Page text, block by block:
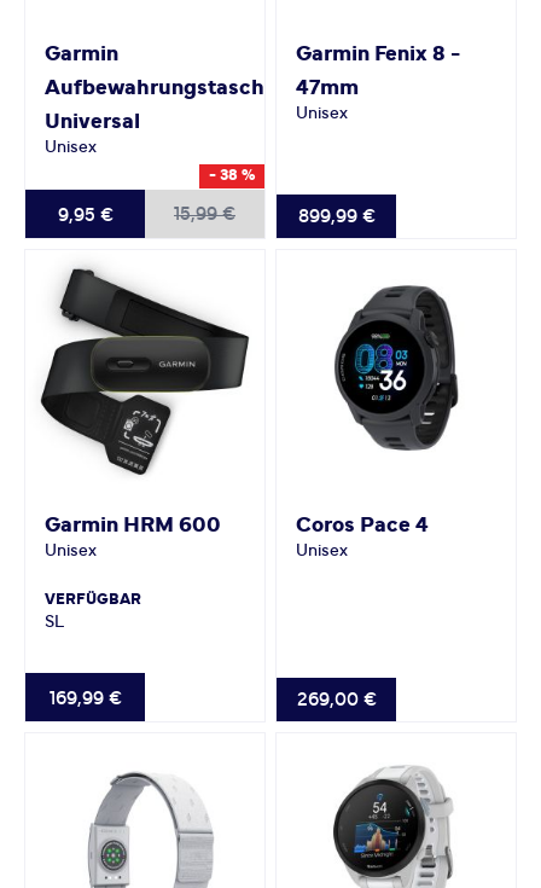
- 38 %
Garmin
Aufbewahrungstasche
Universal
Unisex
9,95 € 15,99 €
Garmin Fenix 8 -
47mm
Unisex
899,99 €
Garmin HRM 600
Unisex
VERFÜGBAR
SL
169,99 €
Coros Pace 4
Unisex
269,00 €